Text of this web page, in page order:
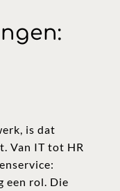
is dat
Van IT tot HR
een rol. Die